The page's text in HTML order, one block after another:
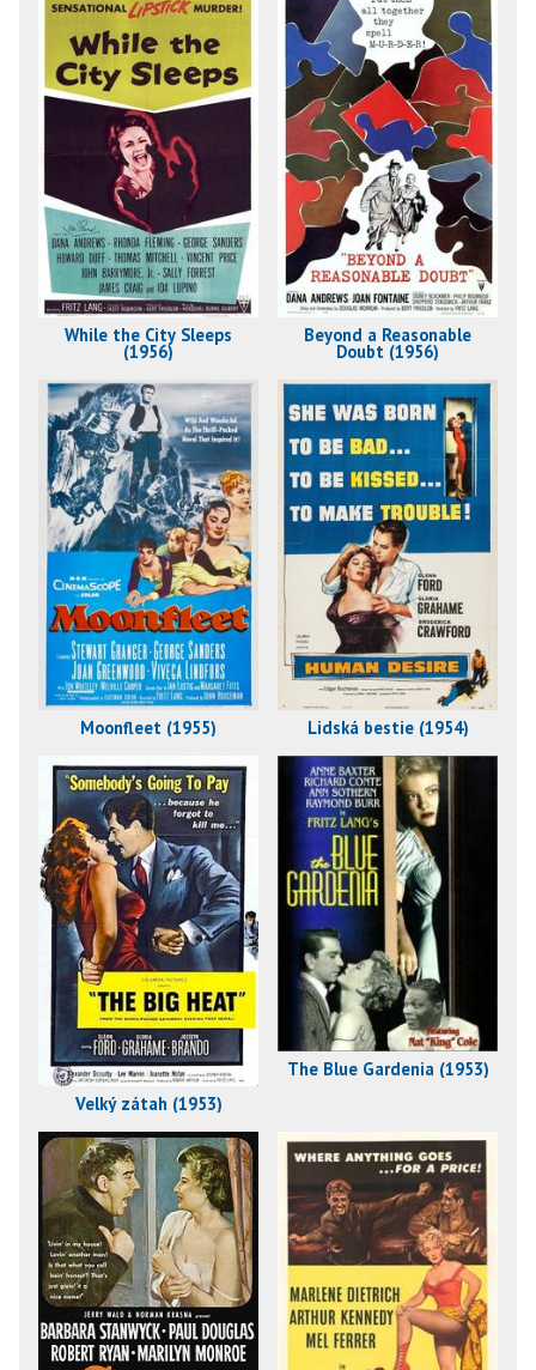
While the City Sleeps
(1956)
Beyond a Reasonable
Doubt (1956)
Moonfleet (1955) Lidská bestie (1954)
Velký zátah (1953)
The Blue Gardenia (1953)